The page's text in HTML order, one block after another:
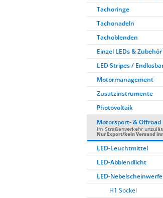
Tachoringe
Tachonadeln
Tachoblenden
Einzel LEDs & Zubehör
LED Stripes /
Motormanagement
Zusatzinstrumente
Photovoltaik
Motorsport- & Offroad
Im Straßenverkehr
Nur Export/kein Versand
LED-Leuchtmittel
LED-Abblendlicht
LED-
H1 Sockel